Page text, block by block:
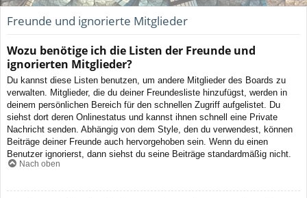
Freunde und ignorierte Mitglieder
Wozu benötige ich die Listen der Freunde und
ignorierten Mitglieder?
Du kannst diese Listen benutzen, um andere Mitglieder des Boards zu
verwalten. Mitglieder, die du deiner Freundesliste hinzufügst, werden in
deinem persönlichen Bereich für den schnellen Zugriff aufgelistet. Du
siehst dort deren Onlinestatus und kannst ihnen schnell eine Private
Nachricht senden. Abhängig von dem Style, den du verwendest, können
Beiträge deiner Freunde auch hervorgehoben sein. Wenn du einen
Benutzer ignorierst, dann siehst du seine Beiträge standardmäßig nicht.
Nach oben